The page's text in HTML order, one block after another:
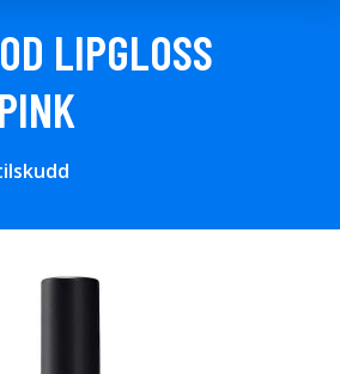
LIPGLOSS